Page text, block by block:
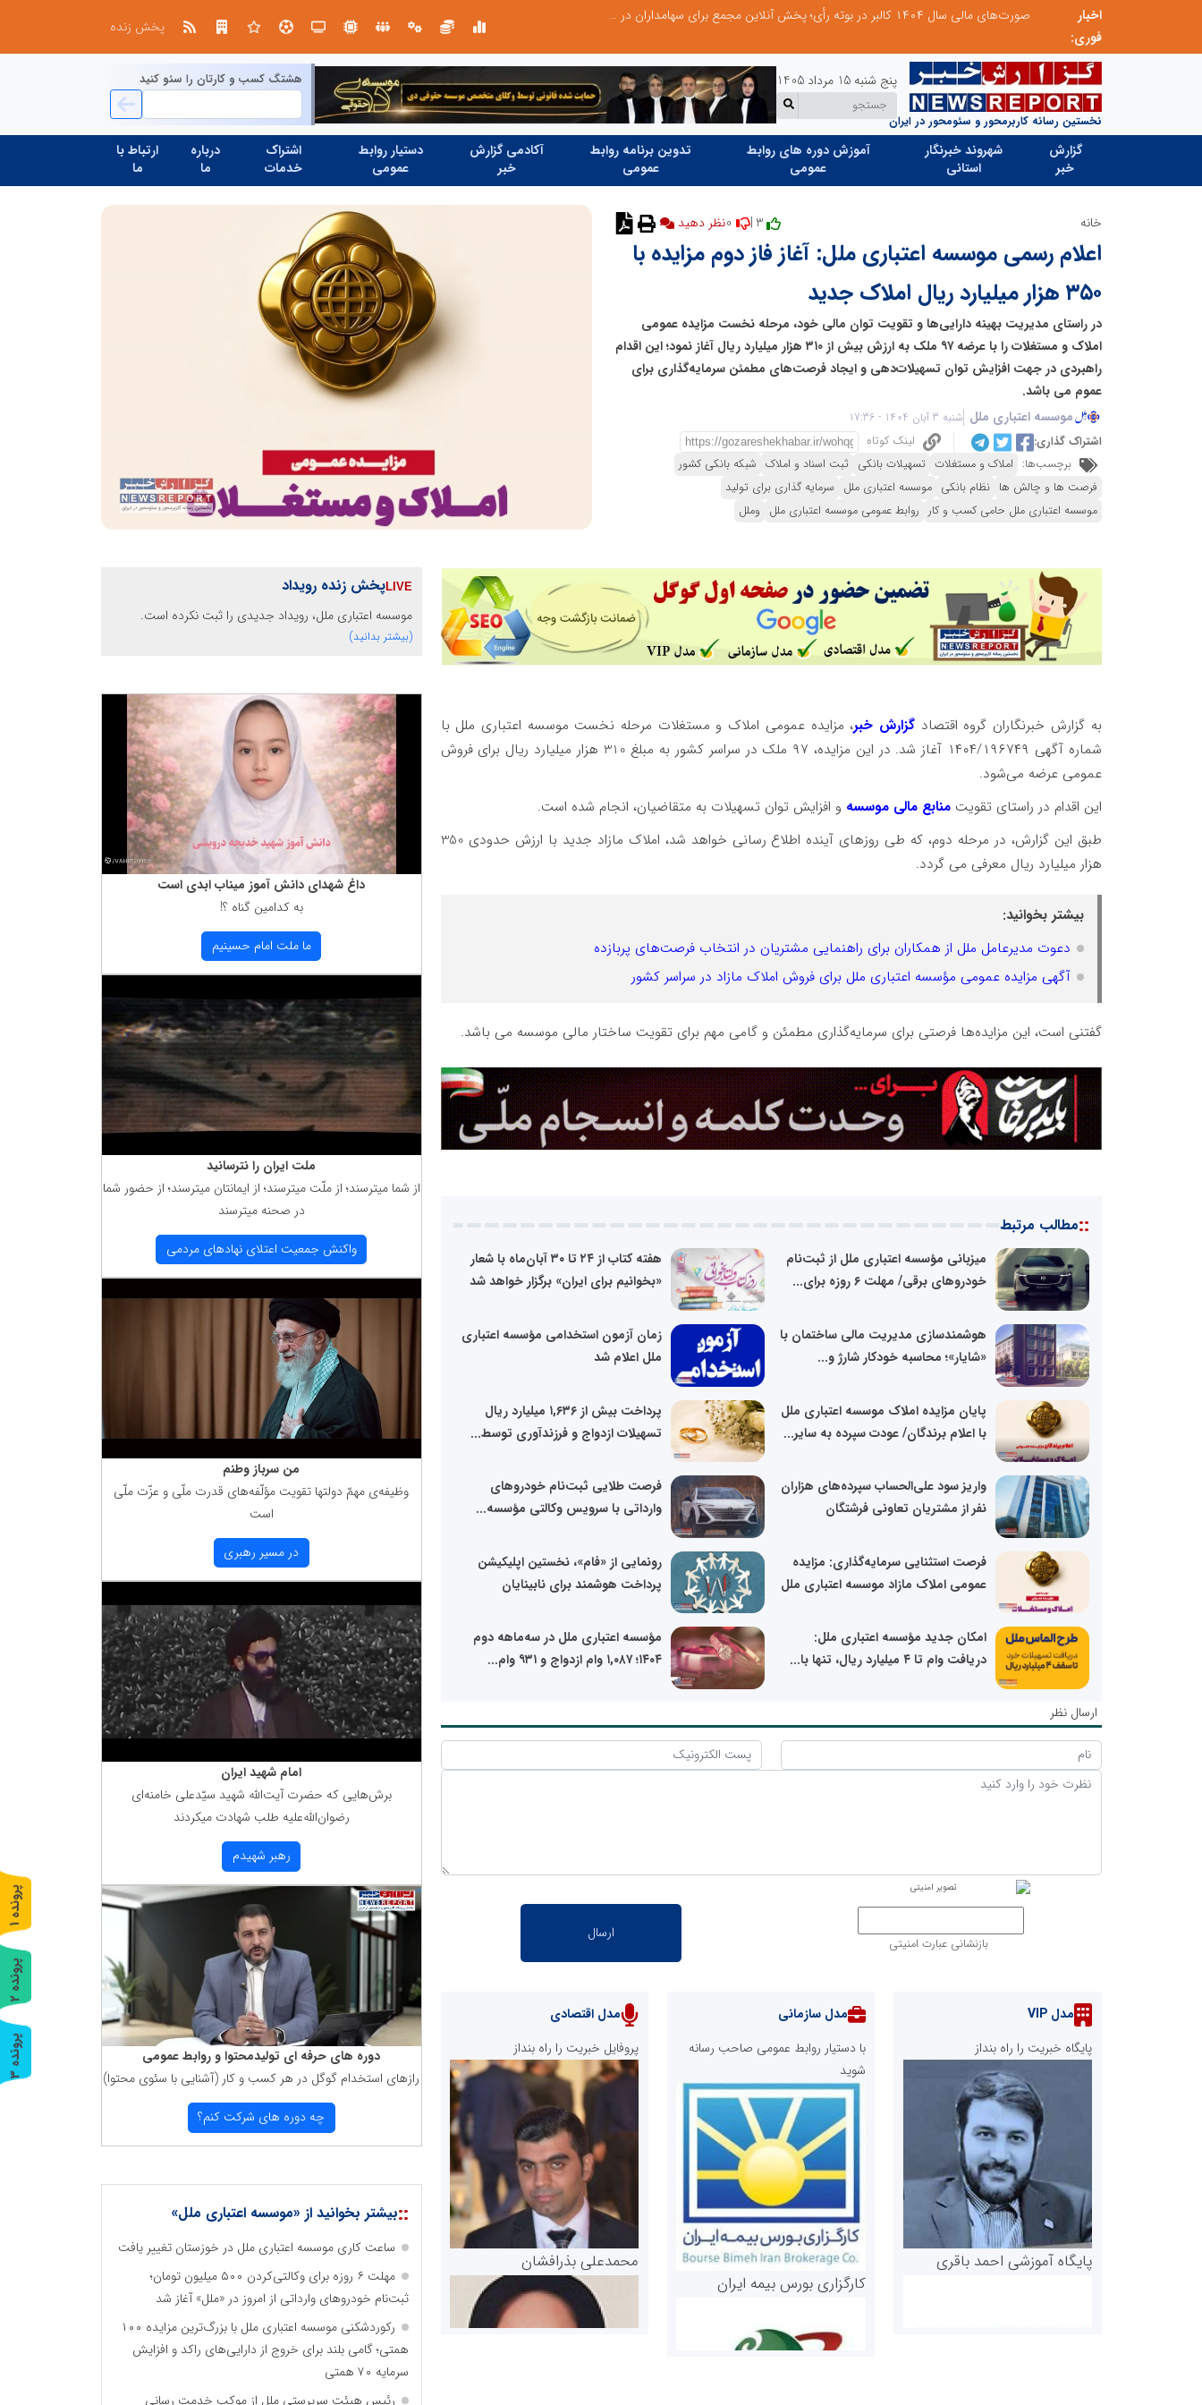
اخبار
فوری:
صورت‌های مالی سال ۱۴۰۴ کالبر در بوته رأی؛ پخش آنلاین مجمع برای سهامداران در سراسر کشور
پخش زنده
نخستین رسانه کاربرمحور و سئومحور در ایران
پنج شنبه 15 مرداد 1405 هشتگ کسب و کارتان را سئو کنید
گزارش
خبر
شهروند خبرنگار
استانی
آموزش دوره های روابط
عمومی
تدوین برنامه روابط
عمومی
آکادمی گزارش
خبر
دستیار روابط
عمومی
اشتراک
خدمات
درباره
ما
ارتباط با
ما
خانه 3 | نظر دهید
اعلام رسمی موسسه اعتباری ملل: آغاز فاز دوم مزایده با
۳۵۰ هزار میلیارد ریال املاک جدید
در راستای مدیریت بهینه دارایی‌ها و تقویت توان مالی خود، مرحله نخست مزایده عمومی
املاک و مستغلات را با عرضه ۹۷ ملک به ارزش بیش از ۳۱0 هزار میلیارد ریال آغاز نمود؛ این اقدام
راهبردی در جهت افزایش توان تسهیلات‌دهی و ایجاد فرصت‌های مطمئن سرمایه‌گذاری برای
عموم می باشد.
موسسه اعتباری ملل شنبه 3 آبان 1404 - 17:36
اشتراک گذاری:
لینک کوتاه
برچسب‌ها: املاک و مستغلات تسهیلات بانکی ثبت اسناد و املاک شبکه بانکی کشور
فرصت ها و چالش ها نظام بانکی موسسه اعتباری ملل سرمایه گذاری برای تولید
موسسه اعتباری ملل حامی کسب و کار روابط عمومی موسسه اعتباری ملل وملل
به گزارش خبرنگاران گروه اقتصادگزارش خبر، مزایده عمومی املاک و مستغلات مرحله نخست موسسه اعتباری ملل با
شماره آگهی ۱۴۰۴/۱۹۶۷۴۹ آغاز شد. در این مزایده، ۹۷ ملک در سراسر کشور به مبلغ 310 هزار میلیارد ریال برای فروش
عمومی عرضه می‌شود.
این اقدام در راستای تقویت منابع مالی موسسه و افزایش توان تسهیلات به متقاضیان، انجام شده است.
طبق این گزارش، در مرحله دوم، که طی روزهای آینده اطلاع رسانی خواهد شد، املاک مازاد جدید با ارزش حدودی 350
هزار میلیارد ریال معرفی می گردد.
بیشتر بخوانید:
دعوت مدیرعامل ملل از همکاران برای راهنمایی مشتریان در انتخاب فرصت‌های پربازده
آگهی مزایده عمومی مؤسسه اعتباری ملل برای فروش املاک مازاد در سراسر کشور
گفتنی است، این مزایده‌ها فرصتی برای سرمایه‌گذاری مطمئن و گامی مهم برای تقویت ساختار مالی موسسه می باشد.
::مطالب مرتبط
میزبانی مؤسسه اعتباری ملل از ثبت‌نام
خودروهای برقی/ مهلت ۶ روزه برای...
هفته کتاب از ۲۴ تا ۳۰ آبان‌ماه با شعار
«بخوانیم برای ایران» برگزار خواهد شد
هوشمندسازی مدیریت مالی ساختمان با
«شایار»؛ محاسبه خودکار شارژ و...
زمان آزمون استخدامی مؤسسه اعتباری
ملل اعلام شد
پایان مزایده املاک موسسه اعتباری ملل
با اعلام برندگان/ عودت سپرده به سایر...
پرداخت بیش از ۱,۶۳۶ میلیارد ریال
تسهیلات ازدواج و فرزندآوری توسط...
واریز سود علی‌الحساب سپرده‌های هزاران
نفر از مشتریان تعاونی فرشتگان
فرصت طلایی ثبت‌نام خودروهای
وارداتی با سرویس وکالتی مؤسسه...
فرصت استثنایی سرمایه‌گذاری: مزایده
عمومی املاک مازاد موسسه اعتباری ملل
رونمایی از «فام»، نخستین اپلیکیشن
پرداخت هوشمند برای نابینایان
امکان جدید مؤسسه اعتباری ملل:
دریافت وام تا ۴ میلیارد ریال، تنها با...
مؤسسه اعتباری ملل در سه‌ماهه دوم
۱۴۰۴؛ ۱,۰۸۷ وام ازدواج و ۹۳۱ وام...
ارسال نظر
بازنشانی عبارت امنیتی
مدل VIP
پایگاه خبریت را راه بنداز
پایگاه آموزشی احمد باقری
مدل سازمانی
با دستیار روابط عمومی صاحب رسانه
شوید
کارگزاری بورس بیمه ایران
مدل اقتصادی
پروفایل خبریت را راه بنداز
محمدعلی بذرافشان
پخش زنده رویداد
موسسه اعتباری ملل، رویداد جدیدی را ثبت نکرده است.
(بیشتر بدانید)
داغ شهدای دانش آموز میناب ابدی است
به كدامین گناه ؟!
ما ملت امام حسینیم
ملت ایران را نترسانید
از شما میترسند؛ از ملّت میترسند؛ از ایمانتان میترسند؛ از حضور شما
در صحنه میترسند
واكنش جمعیت اعتلای نهادهای مردمی
من سرباز وطنم
وظیفه‌ی مهمّ دولتها تقویت مؤلّفه‌های قدرت ملّی و عزّت ملّی
است
در مسیر رهبری
امام شهید ایران
برش‌هایی كه حضرت آیت‌الله شهید سیّدعلی خامنه‌ای
رضوان‌الله‌علیه طلب شهادت میكردند
رهبر شهیدم
دوره های حرفه ای تولیدمحتوا و روابط عمومی
رازهای استخدام گوگل در هر كسب و كار (آشنایی با سئوی محتوا)
چه دوره های شركت كنم؟
::بیشتر بخوانید از «موسسه اعتباری ملل»
ساعت کاری موسسه اعتباری ملل در خوزستان تغییر یافت
مهلت ۶ روزه برای وکالتی‌کردن ۵۰۰ میلیون تومان؛
ثبت‌نام خودروهای وارداتی از امروز در «ملل» آغاز شد
رکوردشکنی موسسه اعتباری ملل با بزرگ‌ترین مزایده ۱۰۰
همتی؛ گامی بلند برای خروج از دارایی‌های راکد و افزایش
سرمایه ۷۰ همتی
رئیس هیئت سرپرستی ملل از موکب خدمت رسانی
پ
ر
و
ن
د
ه
1
پ
ر
و
ن
د
ه
2
پ
ر
و
ن
د
ه
3